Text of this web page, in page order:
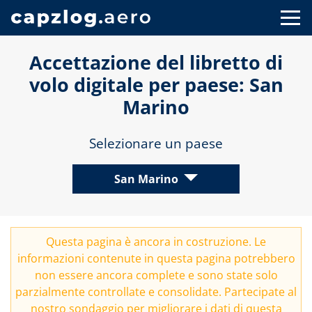
Accettazione del libretto di
volo digitale per paese: San
Marino
Selezionare un paese
San Marino
Questa pagina è ancora in costruzione. Le
informazioni contenute in questa pagina potrebbero
non essere ancora complete e sono state solo
parzialmente controllate e consolidate. Partecipate al
nostro sondaggio per migliorare i dati di questa